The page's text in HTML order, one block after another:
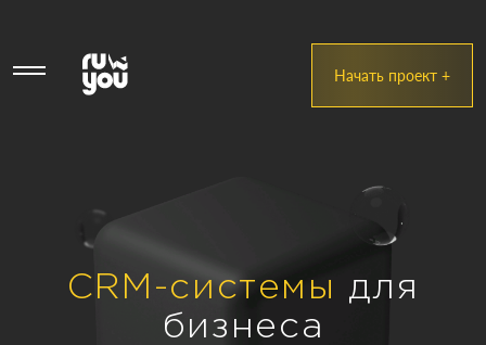
Начать проект +
CRM-системы для
бизнеса